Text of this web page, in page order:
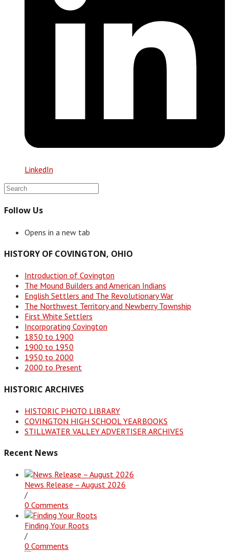
LinkedIn
Follow Us
Opens in a new tab
HISTORY OF COVINGTON, OHIO
Introduction of Covington
The Mound Builders and American Indians
English Settlers and The Revolutionary War
The Northwest Territory and Newberry Township
First White Settlers
Incorporating Covington
1850 to 1900
1900 to 1950
1950 to 2000
2000 to Present
HISTORIC ARCHIVES
HISTORIC PHOTO LIBRARY
COVINGTON HIGH SCHOOL YEARBOOKS
STILLWATER VALLEY ADVERTISER ARCHIVES
Recent News
News Release – August 2026
/
0 Comments
Finding Your Roots
/
0 Comments